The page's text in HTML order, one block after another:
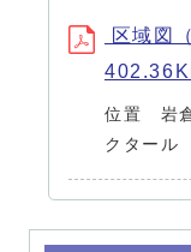
区域図
位置 岩
クタール